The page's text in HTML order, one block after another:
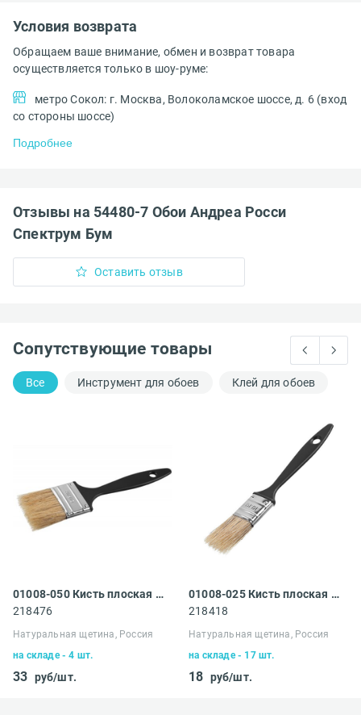
Условия возврата
Обращаем ваше внимание, обмен и возврат товара
осуществляется только в шоу-руме:
метро Сокол: г. Москва, Волоколамское шоссе, д. 6 (вход
со стороны шоссе)
Подробнее
Отзывы на 54480-7 Обои Андреа Росси
Спектрум Бум
Оставить отзыв
Сопутствующие товары
Все Инструмент для обоев Клей для обоев
01008-050 Кисть плоская Сибин
218476
Натуральная щетина, Россия
на складе - 4 шт.
33 руб/шт.
01008-025 Кисть плоская Сибин
218418
Натуральная щетина, Россия
на складе - 17 шт.
18 руб/шт.